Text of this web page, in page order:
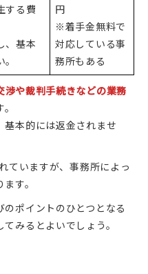
する費
、基本
円
※着手金無料で
対応している事
務所もある
渉や裁判手続きなどの業務
本的には返金されませ
ていますが、事務所によっ
す。
ポイントのひとつとなる
みるとよいでしょう。